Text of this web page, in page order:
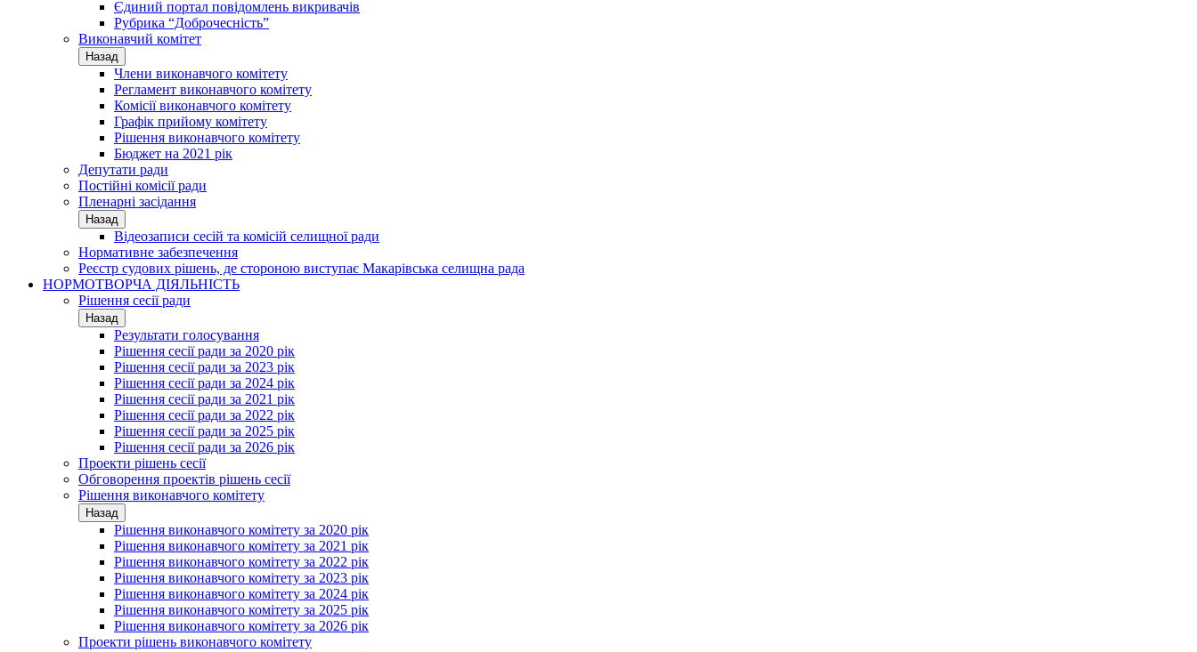
Єдиний портал повідомлень викривачів
Рубрика “Доброчесність”
Виконавчий комітет
Назад
Члени виконавчого комітету
Регламент виконавчого комітету
Комісії виконавчого комітету
Графік прийому комітету
Рішення виконавчого комітету
Бюджет на 2021 рік
Депутати ради
Постійні комісії ради
Пленарні засідання
Назад
Відеозаписи сесій та комісій селищної ради
Нормативне забезпечення
Реєстр судових рішень, де стороною виступає Макарівська селищна рада
НОРМОТВОРЧА ДІЯЛЬНІСТЬ
Рішення сесії ради
Назад
Результати голосування
Рішення сесії ради за 2020 рік
Рішення сесії ради за 2023 рік
Рішення сесії ради за 2024 рік
Рішення сесії ради за 2021 рік
Рішення сесії ради за 2022 рік
Рішення сесії ради за 2025 рік
Рішення сесії ради за 2026 рік
Проекти рішень сесії
Обговорення проектів рішень сесії
Рішення виконавчого комітету
Назад
Рішення виконавчого комітету за 2020 рік
Рішення виконавчого комітету за 2021 рік
Рішення виконавчого комітету за 2022 рік
Рішення виконавчого комітету за 2023 рік
Рішення виконавчого комітету за 2024 рік
Рішення виконавчого комітету за 2025 рік
Рішення виконавчого комітету за 2026 рік
Проекти рішень виконавчого комітету